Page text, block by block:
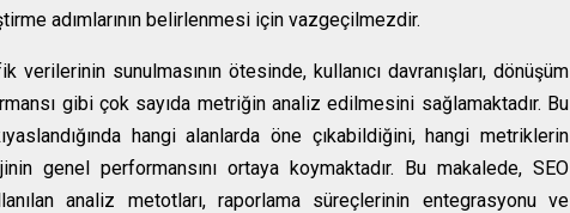
adımlarının belirlenmesi için vazgeçilmezdir.
verilerinin sunulmasının ötesinde, kullanıcı davranışları, dönüşüm
gibi çok sayıda metriğin analiz edilmesini sağlamaktadır. Bu
hangi alanlarda öne çıkabildiğini, hangi metriklerin
genel performansını ortaya koymaktadır. Bu makalede, SEO
analiz metotları, raporlama süreçlerinin entegrasyonu ve